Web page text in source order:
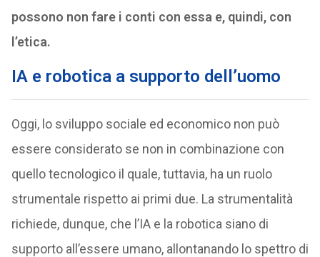
possono non fare i conti con essa e, quindi, con
l’etica.
IA e robotica a supporto dell’uomo
Oggi, lo sviluppo sociale ed economico non può
essere considerato se non in combinazione con
quello tecnologico il quale, tuttavia, ha un ruolo
strumentale rispetto ai primi due. La strumentalità
richiede, dunque, che l’IA e la robotica siano di
supporto all’essere umano, allontanando lo spettro di